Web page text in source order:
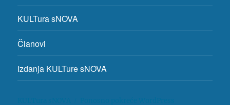
KULTura sNOVA
Članovi
Izdanja KULTure sNOVA